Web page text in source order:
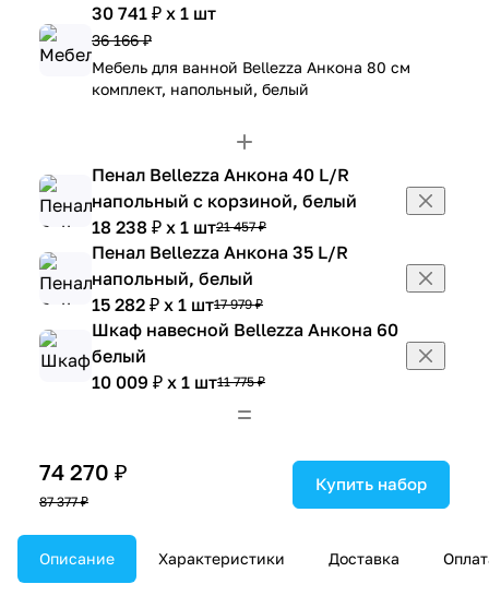
30 741 ₽ x 1 шт
36 166 ₽
Мебель для ванной Bellezza Анкона 80 см
комплект, напольный, белый
Пенал Bellezza Анкона 40 L/R
напольный с корзиной, белый
18 238 ₽ x 1 шт21 457 ₽
Пенал Bellezza Анкона 35 L/R
напольный, белый
15 282 ₽ x 1 шт17 979 ₽
Шкаф навесной Bellezza Анкона 60
белый
10 009 ₽ x 1 шт11 775 ₽
74 270 ₽
87 377 ₽
Купить набор
Описание Характеристики Доставка